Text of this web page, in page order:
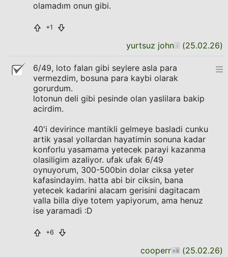
olamadım onun gibi.
+1
yurtsuz john (25.02.26)
6/49, loto falan gibi seylere asla para
vermezdim, bosuna para kaybi olarak
gorurdum.
lotonun deli gibi pesinde olan yaslilara bakip
acirdim.
40'i devirince mantikli gelmeye basladi cunku
artik yasal yollardan hayatimin sonuna kadar
konforlu yasamama yetecek parayi kazanma
olasiligim azaliyor. ufak ufak 6/49
oynuyorum, 300-500bin dolar ciksa yeter
kafasindayim. hatta abi bir ciksin, bana
yetecek kadarini alacam gerisini dagitacam
valla billa diye totem yapiyorum, ama henuz
ise yaramadi :D
+6
cooperr (25.02.26)